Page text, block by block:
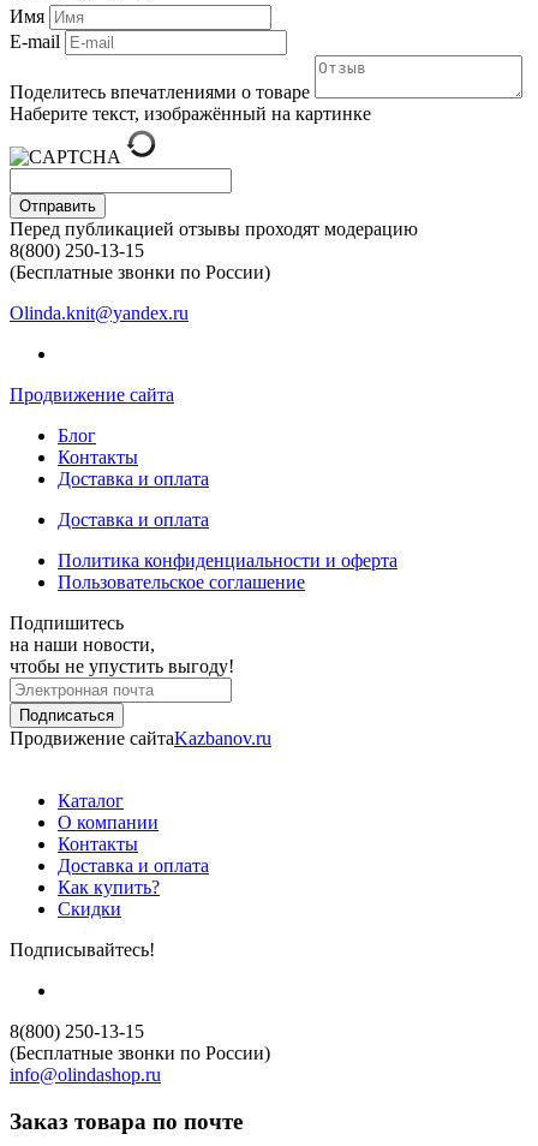
Имя
E-mail
Поделитесь впечатлениями о товаре
Наберите текст, изображённый на картинке
Отправить
Перед публикацией отзывы проходят модерацию
8(800) 250-13-15
(Бесплатные звонки по России)
Olinda.knit@yandex.ru
Продвижение сайта
Блог
Контакты
Доставка и оплата
Доставка и оплата
Политика конфиденциальности и оферта
Пользовательское соглашение
Подпишитесь
на наши новости,
чтобы не упустить выгоду!
Продвижение сайтаKazbanov.ru
Каталог
О компании
Контакты
Доставка и оплата
Как купить?
Скидки
Подписывайтесь!
8(800) 250-13-15
(Бесплатные звонки по России)
info@olindashop.ru
Заказ товара по почте